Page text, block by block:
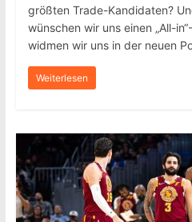
größten Trade-Kandidaten?
wünschen wir uns einen „All-
widmen wir uns in der neuen
Weiterlesen